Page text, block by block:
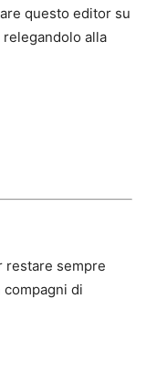
questo editor su
relegandolo alla
restare sempre
di